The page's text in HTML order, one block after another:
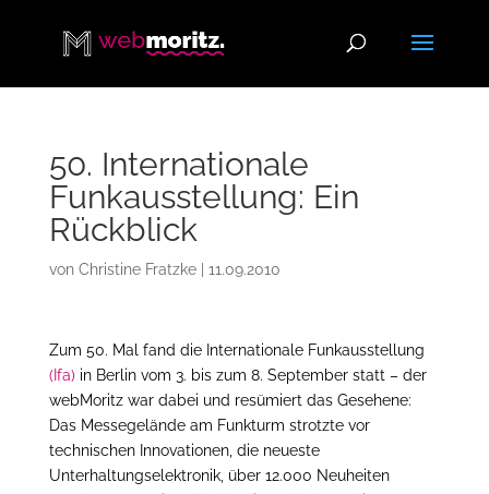
50. Internationale
Funkausstellung: Ein
Rückblick
von Christine Fratzke| 11.09.2010
Zum 50. Mal fand die Internationale Funkausstellung
(Ifa)in Berlin vom 3. bis zum 8. September statt – der
webMoritz war dabei und resümiert das Gesehene:
Das Messegelände am Funkturm strotzte vor
technischen Innovationen, die neueste
Unterhaltungselektronik, über 12.000 Neuheiten